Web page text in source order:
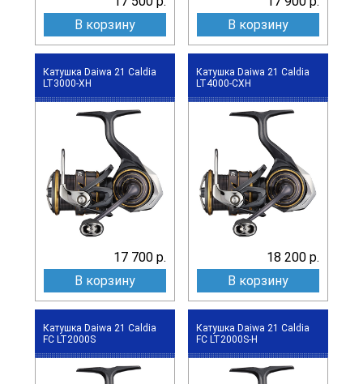
В корзину
В корзину
Катушка Daiwa 21 Caldia
LT3000-XH
17 700 р.
В корзину
Катушка Daiwa 21 Caldia
LT4000-CXH
18 200 р.
В корзину
Катушка Daiwa 21 Caldia
FC LT2000S
Катушка Daiwa 21 Caldia
FC LT2000S-H